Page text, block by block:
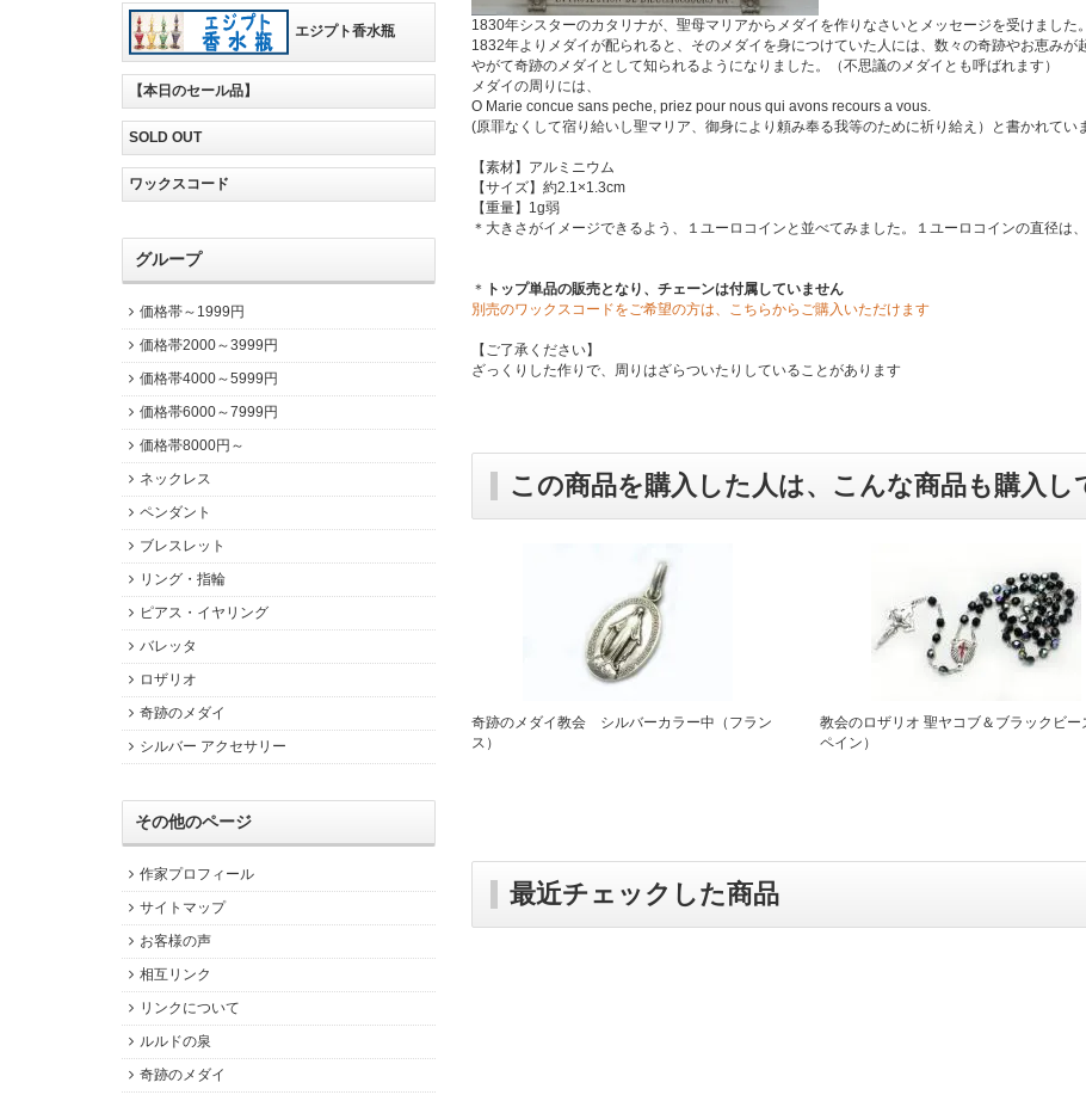
1830年シスターのカタリナが、聖母マリアからメダイを作りなさいとメッセージを受けました。
1832年よりメダイが配られると、そのメダイを身につけていた人には、数々の奇跡やお恵みが
やがて奇跡のメダイとして知られるようになりました。（不思議のメダイとも呼ばれます）
メダイの周りには、
O Marie concue sans peche, priez pour nous qui avons recours a vous.
(原罪なくして宿り給いし聖マリア、御身により頼み奉る我等のために祈り給え）と書かれてい
【素材】アルミニウム
【サイズ】約2.1×1.3cm
【重量】1g弱
＊大きさがイメージできるよう、１ユーロコインと並べてみました。１ユーロコインの直径は
＊
トップ単品の販売となり、チェーンは付属していません
別売のワックスコードをご希望の方は、こちらからご購入いただけます
【ご了承ください】
ざっくりした作りで、周りはざらついたりしていることがあります
この商品を購入した人は、こんな商品も購入し
奇跡のメダイ教会 シルバーカラー中（フラン
ス）
教会のロザリオ 聖ヤコブ＆ブラックビー
ペイン）
最近チェックした商品
エジプト香水瓶
【本日のセール品】
SOLD OUT
ワックスコード
グループ
価格帯～1999円
価格帯2000～3999円
価格帯4000～5999円
価格帯6000～7999円
価格帯8000円～
ネックレス
ペンダント
ブレスレット
リング・指輪
ピアス・イヤリング
バレッタ
ロザリオ
奇跡のメダイ
シルバー アクセサリー
その他のページ
作家プロフィール
サイトマップ
お客様の声
相互リンク
リンクについて
ルルドの泉
奇跡のメダイ